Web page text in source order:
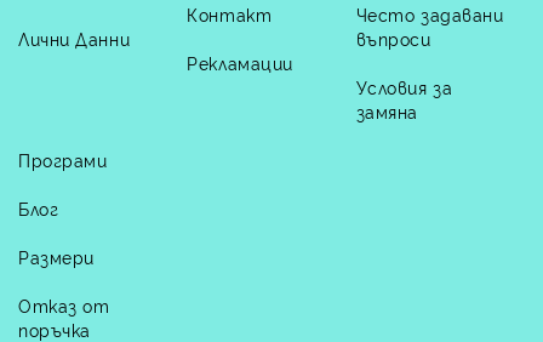
Лични Данни
Контакт
Рекламации
Често задавани
въпроси
Условия за
замяна
Програми
Блог
Размери
Отказ от
поръчка